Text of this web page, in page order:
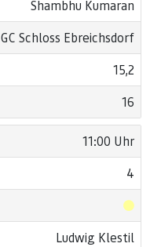
Shambhu Kumaran
GC Schloss Ebreichsdorf
15,2
16
11:00 Uhr
4
Ludwig Klestil